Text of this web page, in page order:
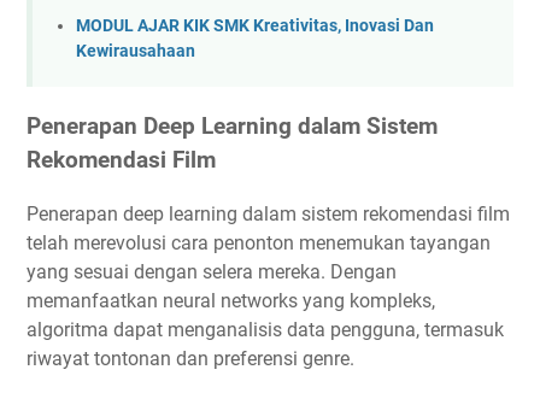
MODUL AJAR KIK SMK Kreativitas, Inovasi Dan
Kewirausahaan
Penerapan Deep Learning dalam Sistem
Rekomendasi Film
Penerapan deep learning dalam sistem rekomendasi film
telah merevolusi cara penonton menemukan tayangan
yang sesuai dengan selera mereka. Dengan
memanfaatkan neural networks yang kompleks,
algoritma dapat menganalisis data pengguna, termasuk
riwayat tontonan dan preferensi genre.